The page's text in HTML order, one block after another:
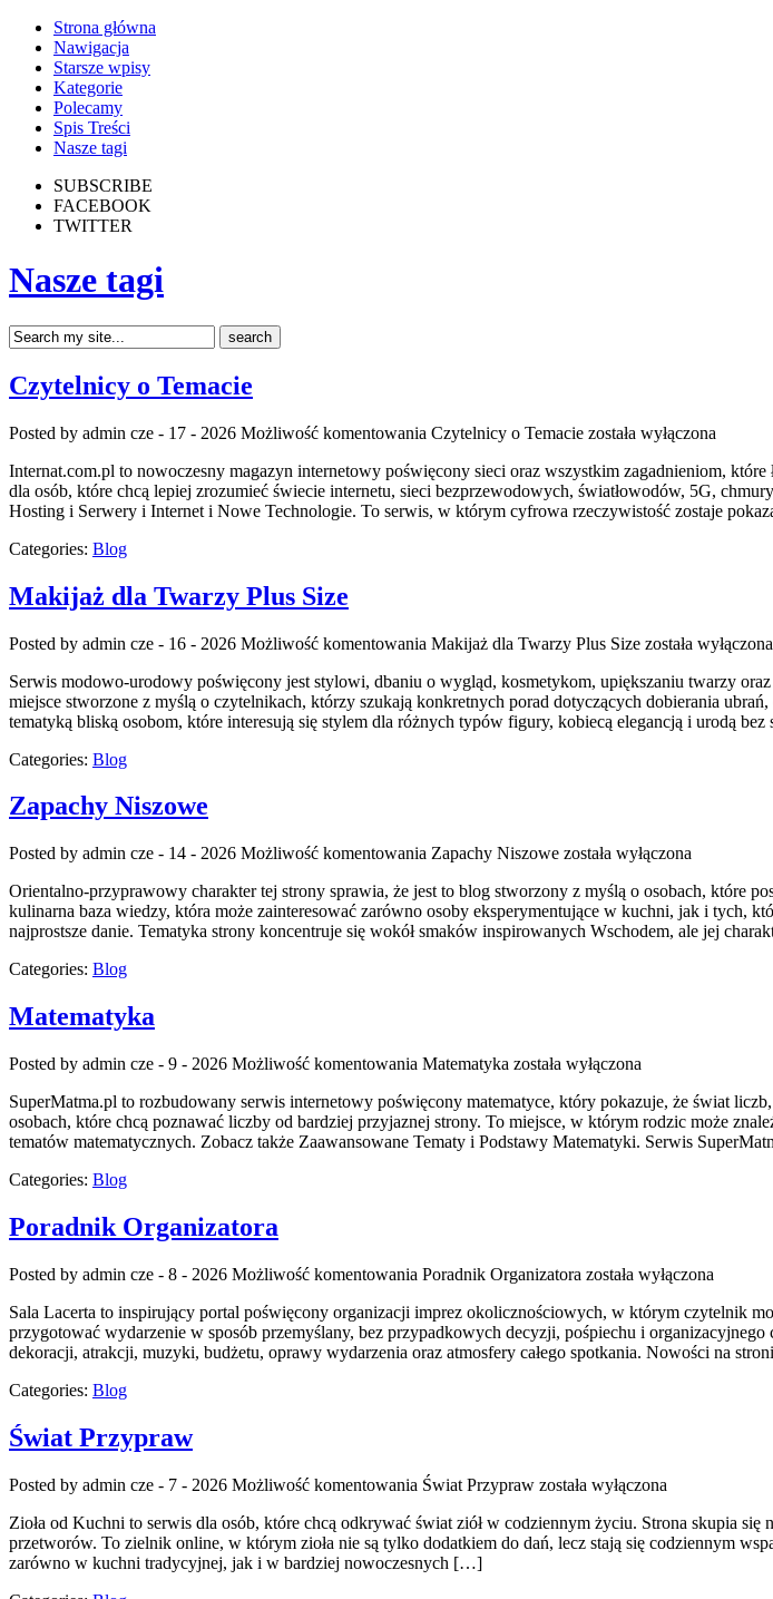
Strona główna
Nawigacja
Starsze wpisy
Kategorie
Polecamy
Spis Treści
Nasze tagi
SUBSCRIBE
FACEBOOK
TWITTER
Nasze tagi
Czytelnicy o Temacie
Posted by admin cze - 17 - 2026 Możliwość komentowania Czytelnicy o Temacie została wyłączona
Internat.com.pl to nowoczesny magazyn internetowy poświęcony sieci oraz wszystkim zagadnieniom,
dla osób, które chcą lepiej zrozumieć świecie internetu, sieci bezprzewodowych, światłowodów, 5G,
Hosting i Serwery i Internet i Nowe Technologie. To serwis, w którym cyfrowa rzeczywistość zostaje
Categories: Blog
Makijaż dla Twarzy Plus Size
Posted by admin cze - 16 - 2026 Możliwość komentowania Makijaż dla Twarzy Plus Size została wyłączona
Serwis modowo-urodowy poświęcony jest stylowi, dbaniu o wygląd, kosmetykom, upiększaniu twarzy
miejsce stworzone z myślą o czytelnikach, którzy szukają konkretnych porad dotyczących dobierania
tematyką bliską osobom, które interesują się stylem dla różnych typów figury, kobiecą elegancją i urodą
Categories: Blog
Zapachy Niszowe
Posted by admin cze - 14 - 2026 Możliwość komentowania Zapachy Niszowe została wyłączona
Orientalno-przyprawowy charakter tej strony sprawia, że jest to blog stworzony z myślą o osobach, które
kulinarna baza wiedzy, która może zainteresować zarówno osoby eksperymentujące w kuchni, jak i tych,
najprostsze danie. Tematyka strony koncentruje się wokół smaków inspirowanych Wschodem, ale jej
Categories: Blog
Matematyka
Posted by admin cze - 9 - 2026 Możliwość komentowania Matematyka została wyłączona
SuperMatma.pl to rozbudowany serwis internetowy poświęcony matematyce, który pokazuje, że świat
osobach, które chcą poznawać liczby od bardziej przyjaznej strony. To miejsce, w którym rodzic może
tematów matematycznych. Zobacz także Zaawansowane Tematy i Podstawy Matematyki. Serwis
Categories: Blog
Poradnik Organizatora
Posted by admin cze - 8 - 2026 Możliwość komentowania Poradnik Organizatora została wyłączona
Sala Lacerta to inspirujący portal poświęcony organizacji imprez okolicznościowych, w którym czytelnik
przygotować wydarzenie w sposób przemyślany, bez przypadkowych decyzji, pośpiechu i
dekoracji, atrakcji, muzyki, budżetu, oprawy wydarzenia oraz atmosfery całego spotkania. Nowości na
Categories: Blog
Świat Przypraw
Posted by admin cze - 7 - 2026 Możliwość komentowania Świat Przypraw została wyłączona
Zioła od Kuchni to serwis dla osób, które chcą odkrywać świat ziół w codziennym życiu. Strona skupia
przetworów. To zielnik online, w którym zioła nie są tylko dodatkiem do dań, lecz stają się codziennym
zarówno w kuchni tradycyjnej, jak i w bardziej nowoczesnych […]